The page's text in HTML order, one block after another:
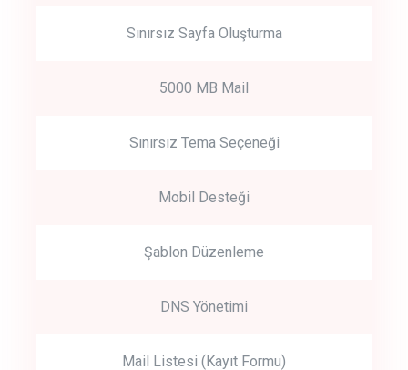
Sınırsız Sayfa Oluşturma
5000 MB Mail
Sınırsız Tema Seçeneği
Mobil Desteği
Şablon Düzenleme
DNS Yönetimi
Mail Listesi (Kayıt Formu)